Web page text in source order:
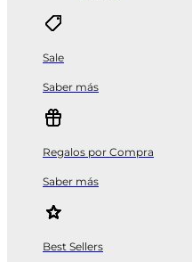
Sale
Saber más
Regalos por Compra
Saber más
Best Sellers